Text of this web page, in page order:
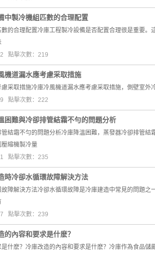
中製冷機組匹數的合理配置
的合理配置冷庫工程製冷設備是否配置合理很是重要
點擊次數：219
機道漏水應考慮采取措施
采取措施冷庫冷風機道漏水應考慮采取措施，側壁室
點擊次數：222
困難與冷卻排管結霜不勻的問題分析
管結霜不勻的問題分析冷庫降溫困難，蒸發器冷卻排管
縮機製冷量
點擊次數：235
時冷卻水循環故障解決方法
障解決方法冷卻水循環故障是冷庫建造中常見的問題
點擊次數：239
的內容和要求是什麽？
什麽？冷庫改造的內容和要求是什麽？冷庫作為食品